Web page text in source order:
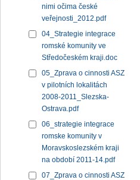
nimi očima české
veřejnosti_2012.pdf
04_Strategie integrace
romské komunity ve
Středočeském kraji.doc
05_Zprava o cinnosti ASZ
v pilotních lokalitách
2008-2011_Slezska-
Ostrava.pdf
06_strategie integrace
romske komunity v
Moravskoslezském kraji
na období 2011-14.pdf
07_Zprava o cinnosti ASZ